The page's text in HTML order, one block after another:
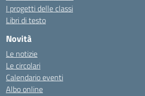
I progetti delle classi
Libri di testo
Novità
Le notizie
Le circolari
Calendario eventi
Albo online